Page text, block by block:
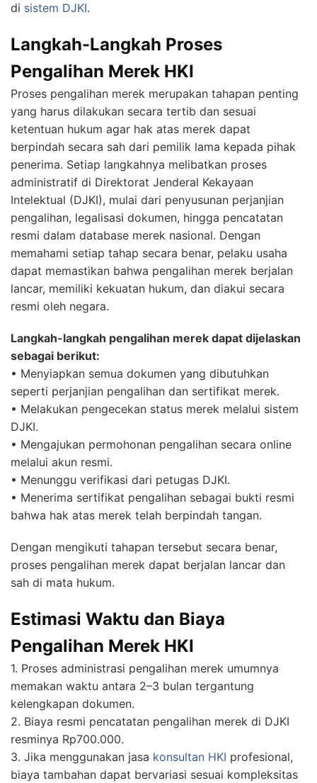
di sistem DJKI.
Langkah-Langkah Proses
Pengalihan Merek HKI
Proses pengalihan merek merupakan tahapan penting
yang harus dilakukan secara tertib dan sesuai
ketentuan hukum agar hak atas merek dapat
berpindah secara sah dari pemilik lama kepada pihak
penerima. Setiap langkahnya melibatkan proses
administratif di Direktorat Jenderal Kekayaan
Intelektual (DJKI), mulai dari penyusunan perjanjian
pengalihan, legalisasi dokumen, hingga pencatatan
resmi dalam database merek nasional. Dengan
memahami setiap tahap secara benar, pelaku usaha
dapat memastikan bahwa pengalihan merek berjalan
lancar, memiliki kekuatan hukum, dan diakui secara
resmi oleh negara.
Langkah-langkah pengalihan merek dapat dijelaskan
sebagai berikut:
• Menyiapkan semua dokumen yang dibutuhkan
seperti perjanjian pengalihan dan sertifikat merek.
• Melakukan pengecekan status merek melalui sistem
DJKI.
• Mengajukan permohonan pengalihan secara online
melalui akun resmi.
• Menunggu verifikasi dari petugas DJKI.
• Menerima sertifikat pengalihan sebagai bukti resmi
bahwa hak atas merek telah berpindah tangan.
Dengan mengikuti tahapan tersebut secara benar,
proses pengalihan merek dapat berjalan lancar dan
sah di mata hukum.
Estimasi Waktu dan Biaya
Pengalihan Merek HKI
1. Proses administrasi pengalihan merek umumnya
memakan waktu antara 2–3 bulan tergantung
kelengkapan dokumen.
2. Biaya resmi pencatatan pengalihan merek di DJKI
resminya Rp700.000.
3. Jika menggunakan jasa konsultan HKI profesional,
biaya tambahan dapat bervariasi sesuai kompleksitas